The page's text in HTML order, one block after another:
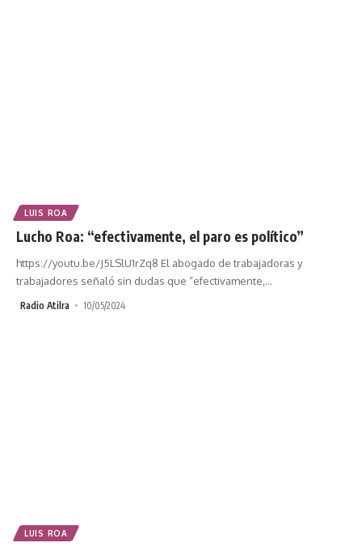
LUIS ROA
Lucho Roa: “efectivamente, el paro es político”
https://youtu.be/J5LSlU1rZq8 El abogado de trabajadoras y
trabajadores señaló sin dudas que “efectivamente, …
Radio Atilra 10/05/2024
LUIS ROA